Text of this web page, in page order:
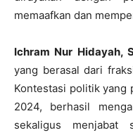
memaafkan dan
Ichram Nur Hidayah,
yang berasal dari
Kontestasi politik yang
2024, berhasil
sekaligus menjabat